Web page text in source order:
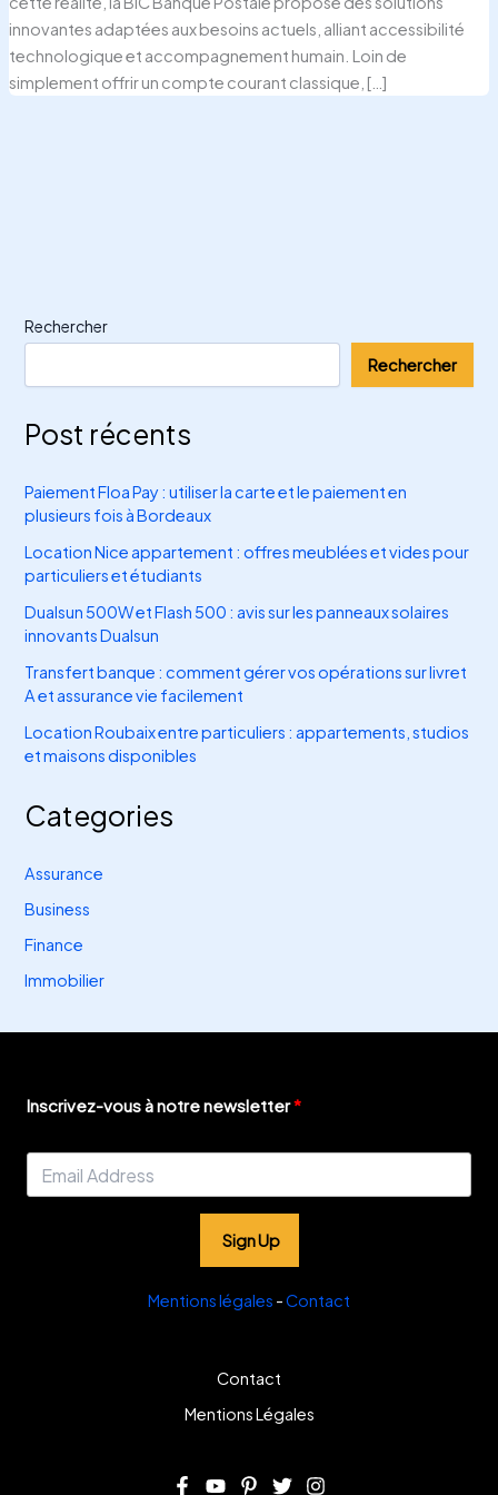
innovantes adaptées aux besoins actuels, alliant accessibilité
technologique et accompagnement humain. Loin de
simplement offrir un compte courant classique, […]
Rechercher
Rechercher
Post récents
Paiement Floa Pay : utiliser la carte et le paiement en
plusieurs fois à Bordeaux
Location Nice appartement : offres meublées et vides pour
particuliers et étudiants
Dualsun 500W et Flash 500 : avis sur les panneaux solaires
innovants Dualsun
Transfert banque : comment gérer vos opérations sur livret
A et assurance vie facilement
Location Roubaix entre particuliers : appartements, studios
et maisons disponibles
Categories
Assurance
Business
Finance
Immobilier
Inscrivez-vous à notre newsletter
Sign Up
Mentions légales -Contact
Contact
Mentions Légales